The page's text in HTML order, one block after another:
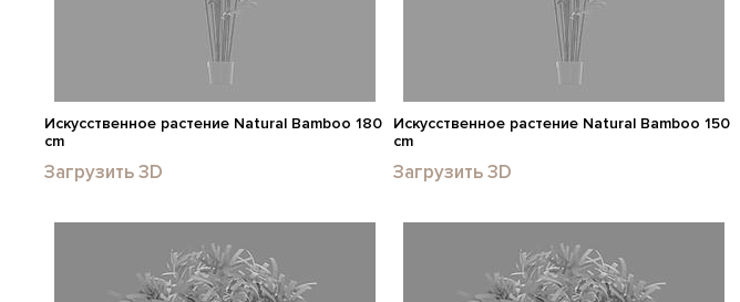
Искусственное растение Natural Bamboo 180
cm
Загрузить 3D
Искусственное растение Natural Bamboo 150
cm
Загрузить 3D